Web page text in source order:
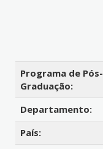
Programa de Pós-
Graduação:
Departamento:
País: